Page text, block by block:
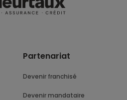
Partenariat
Devenir franchisé
Devenir mandataire